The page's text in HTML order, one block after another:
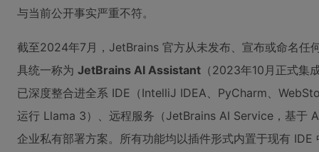
与当前公开事实严重不符。
截至2024年7月，JetBrains 官方从未发布、宣布或命名任
具统一称为 JetBrains AI Assistant （2023年10月正式
已深度整合进全系 IDE（IntelliJ IDEA、PyCharm、
运行 Llama 3）、远程服务（JetBrains AI Service，基于
企业私有部署方案。所有功能均以插件形式内置于现有 IDE